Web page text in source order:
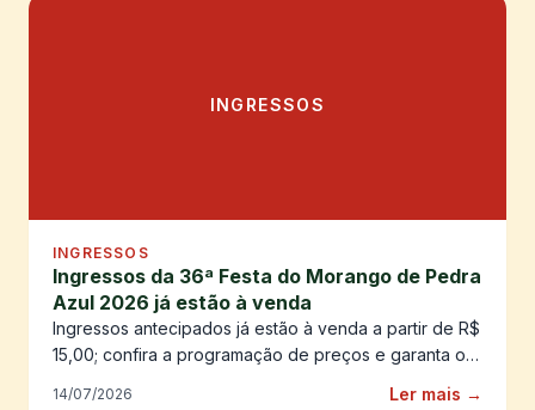
INGRESSOS
INGRESSOS
Ingressos da 36ª Festa do Morango de Pedra
Azul 2026 já estão à venda
Ingressos antecipados já estão à venda a partir de R$
15,00; confira a programação de preços e garanta o
14/07/2026 Ler mais →